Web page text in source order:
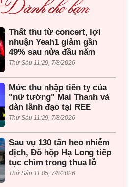
Thất thu từ concert, lợi
nhuận Yeah1 giảm gần
49% sau nửa đầu năm
Thứ Sáu 11:29, 7/8/2026
Mức thu nhập tiền tỷ của
"nữ tướng" Mai Thanh và
dàn lãnh đạo tại REE
Thứ Sáu 11:29, 7/8/2026
Sau vụ 130 tấn heo nhiễm
dịch, Đồ hộp Hạ Long tiếp
tục chìm trong thua lỗ
Thứ Sáu 11:05, 7/8/2026